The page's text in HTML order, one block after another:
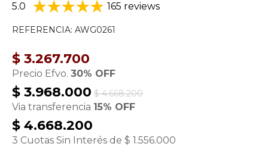
5.0 165 reviews
REFERENCIA: AWG0261
$ 3.267.700
Precio Efvo. 30% OFF
$ 3.968.000 $ 4.668.200
Via transferencia 15% OFF
$ 4.668.200
3 Cuotas Sin Interés de $ 1.556.000